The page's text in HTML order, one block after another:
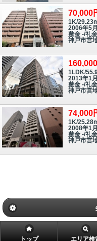
70,000
1K/
2006年5
敷金 -/礼
神戸市営
1LDK/
2013年1
敷金 -/礼
神戸市営
74,000
1K/
2008年1
敷金 -/礼
神戸市営
トップ エリア検